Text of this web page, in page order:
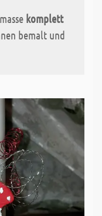
komplett
bemalt und